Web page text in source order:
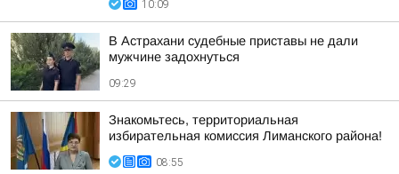
10:09
В Астрахани судебные приставы не дали
мужчине задохнуться
09:29
Знакомьтесь, территориальная
избирательная комиссия Лиманского района!
08:55